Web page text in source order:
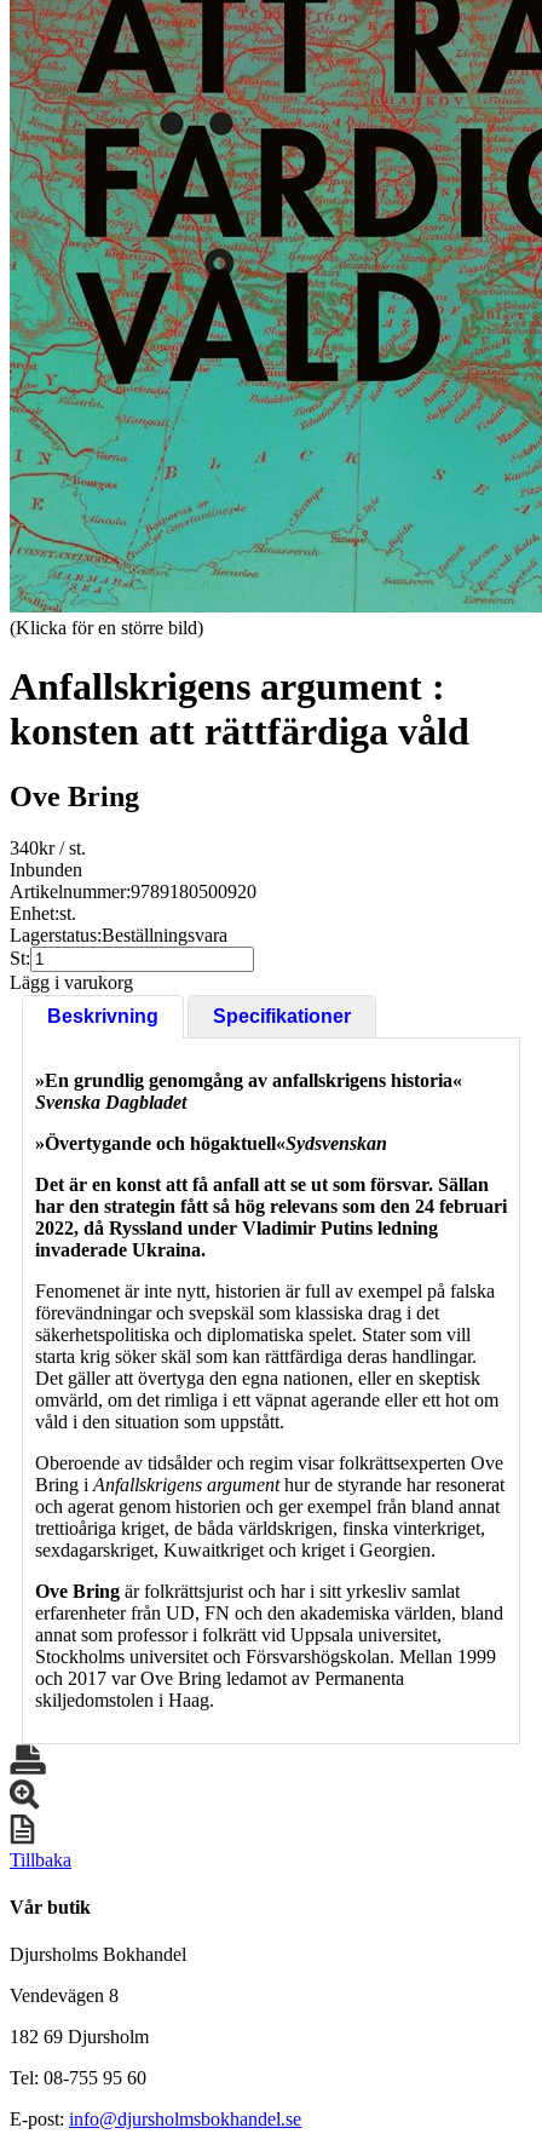
(Klicka för en större bild)
Anfallskrigens argument :
konsten att rättfärdiga våld
Ove Bring
340kr/ st.
Inbunden
Artikelnummer:9789180500920
Enhet:st.
Lagerstatus:Beställningsvara
St:
Lägg i varukorg
Beskrivning
Specifikationer
»En grundlig genomgång av anfallskrigens historia«
Svenska Dagbladet
»Övertygande och högaktuell«Sydsvenskan
Det är en konst att få anfall att se ut som försvar. Sällan
har den strategin fått så hög relevans som den 24 februari
2022, då Ryssland under Vladimir Putins ledning
invaderade Ukraina.
Fenomenet är inte nytt, historien är full av exempel på falska
förevändningar och svepskäl som klassiska drag i det
säkerhetspolitiska och diplomatiska spelet. Stater som vill
starta krig söker skäl som kan rättfärdiga deras handlingar.
Det gäller att övertyga den egna nationen, eller en skeptisk
omvärld, om det rimliga i ett väpnat agerande eller ett hot om
våld i den situation som uppstått.
Oberoende av tidsålder och regim visar folkrättsexperten Ove
Bring i Anfallskrigens argumenthur de styrande har resonerat
och agerat genom historien och ger exempel från bland annat
trettioåriga kriget, de båda världskrigen, finska vinterkriget,
sexdagarskriget, Kuwaitkriget och kriget i Georgien.
Ove Bring är folkrättsjurist och har i sitt yrkesliv samlat
erfarenheter från UD, FN och den akademiska världen, bland
annat som professor i folkrätt vid Uppsala universitet,
Stockholms universitet och Försvarshögskolan. Mellan 1999
och 2017 var Ove Bring ledamot av Permanenta
skiljedomstolen i Haag.
Tillbaka
Vår butik
Djursholms Bokhandel
Vendevägen 8
182 69 Djursholm
Tel: 08-755 95 60
E-post: info@djursholmsbokhandel.se